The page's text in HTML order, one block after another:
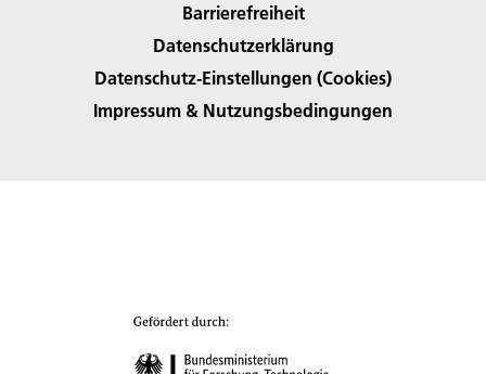
Barrierefreiheit
Datenschutzerklärung
Datenschutz-Einstellungen (Cookies)
Impressum & Nutzungsbedingungen